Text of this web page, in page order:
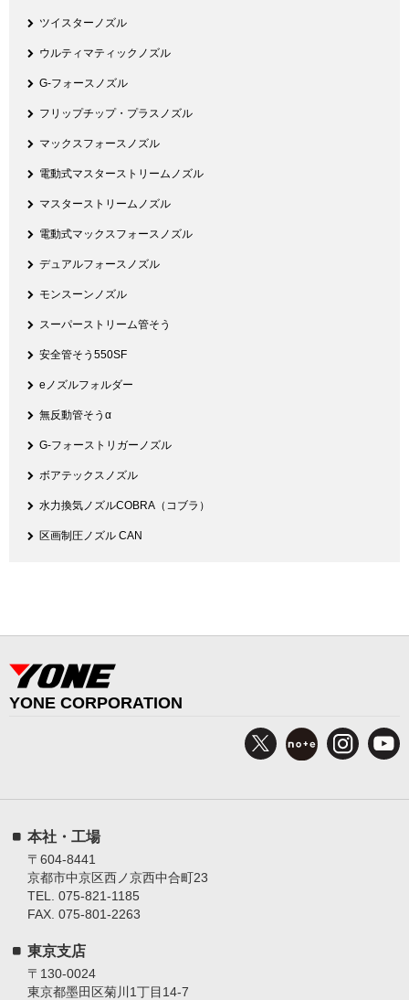
ツイスターノズル
ウルティマティックノズル
G-フォースノズル
フリップチップ・プラスノズル
マックスフォースノズル
電動式マスターストリームノズル
マスターストリームノズル
電動式マックスフォースノズル
デュアルフォースノズル
モンスーンノズル
スーパーストリーム管そう
安全管そう550SF
eノズルフォルダー
無反動管そうα
G-フォーストリガーノズル
ボアテックスノズル
水力換気ノズルCOBRA（コブラ）
区画制圧ノズル CAN
YONE CORPORATION
本社・工場
〒604-8441
京都市中京区西ノ京西中合町23
TEL. 075-821-1185
FAX. 075-801-2263
東京支店
〒130-0024
東京都墨田区菊川1丁目14-7